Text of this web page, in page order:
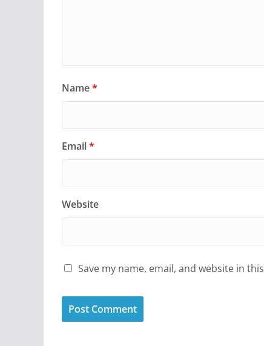
Name*
Email*
Website
Save my name, email, and website in